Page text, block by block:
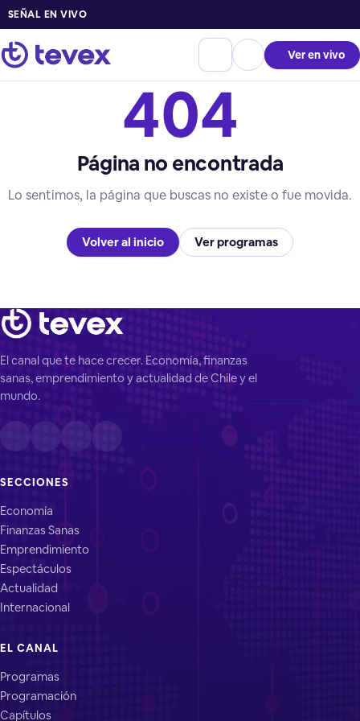
SEÑAL EN VIVO
Ver en vivo
404
Página no encontrada
Lo sentimos, la página que buscas no existe o fue movida.
Volver al inicio Ver programas
El canal que te hace crecer. Economía, finanzas
sanas, emprendimiento y actualidad de Chile y el
mundo.
SECCIONES
Economía
Finanzas Sanas
Emprendimiento
Espectáculos
Actualidad
Internacional
EL CANAL
Programas
Programación
Capítulos